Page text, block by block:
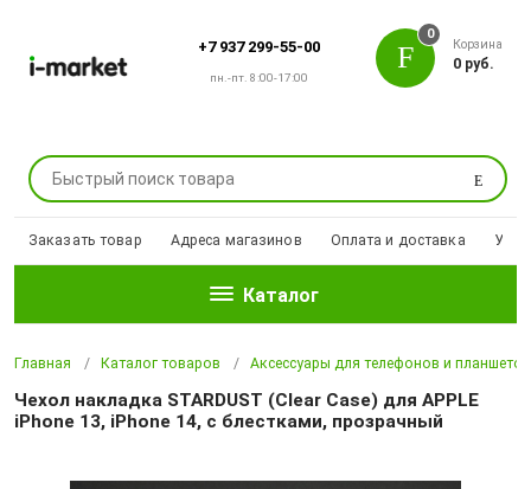
+7 937 299-55-00
пн.-пт. 8:00-17:00
Поиск
0
Корзина
0 руб.
Заказать товар Адреса магазинов Оплата и доставка
Каталог
Главная Каталог товаров Аксессуары для телефонов и планшетов
Чехол накладка STARDUST (Clear Case) для APPLE
iPhone 13, iPhone 14, с блестками, прозрачный